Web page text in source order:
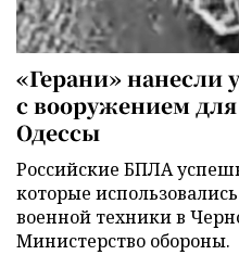
«Герани» нанесли
с вооружением для
Одессы
Российские БПЛА
которые
военной техники в
Министерство обороны.